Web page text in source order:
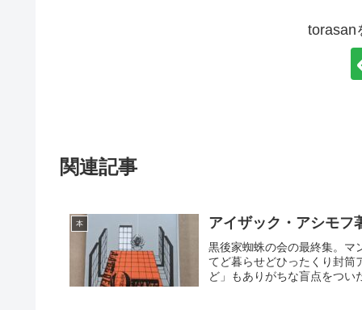
torasan
関連記事
本 アイザック・アシモフ
黒後家蜘蛛の会の最終集。マ
てど暮らせどひったくり封筒
ど」もありがちな盲点をつ